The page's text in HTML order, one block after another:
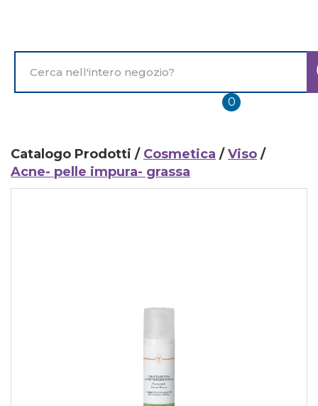
principale
Prodotto
0prodotti
inseriti
Catalogo Prodotti / Cosmetica /Viso /
Acne- pelle impura- grassa